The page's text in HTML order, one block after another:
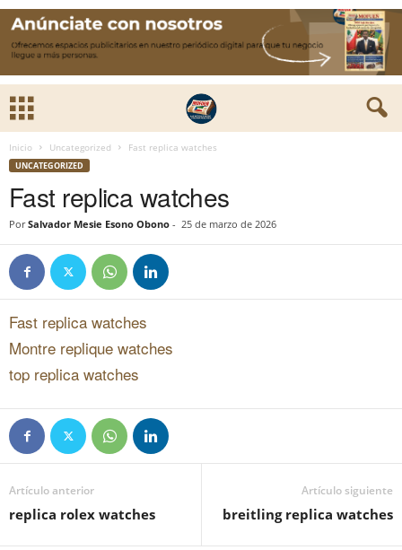
Inicio Uncategorized Fast replica watches
UNCATEGORIZED
Fast replica watches
Por Salvador Mesie Esono Obono - 25 de marzo de 2026
Fast replica watches
Montre replique watches
top replica watches
Artículo anterior
replica rolex watches
Artículo siguiente
breitling replica watches